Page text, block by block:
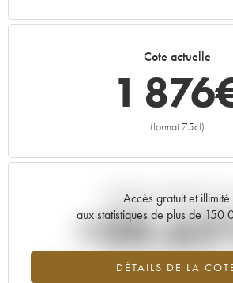
Cote actuelle
1 876
(format 75cl)
Accès gratuit et illimité
aux statistiques de plus de 150
DÉTAILS DE LA
Tendance actuelle de la
Tendance à la hausse du millésime 1967 en